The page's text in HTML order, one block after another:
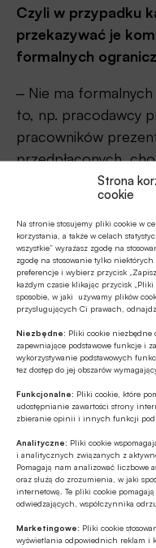
Strona
cookie
Na stronie stosujemy pliki cookie w
korzystania, a także w celach
wszystkie” wyrażasz zgodę na
zgodę na stosowanie tylko
preferencje i wybierz przycisk
każdym czasie klikając przycisk „Pliki
sposobie, w jaki używamy plików
przysługujących Ci prawach,
Niezbędne: Pliki cookie niezbędne
zapewniające podstawowe funkcje i
wykorzystywanie podstawowych
tez dostęp do jej obszarów
Funkcjonalne: Pliki cookie, które
udostępnianie zawartości strony
zbieranie opinii i innych funkcji
Analityczne: Pliki cookie
i analitycznych związanych z
Pomagają nam analizować liczbowe
oraz służą do zrozumienia, w jaki
internetową. Te pliki cookie
odwiedzających, współczynnika
Marketingowe: Pliki cookie
wyświetlania odpowiednich reklam i
Czyli w przypadku
przekazywać je
formalnych
‒ Nie ma
to, np. pracodawcy
pracowników
przedpłaconych,
za które w
rodzic mogą
Czytaj także:
dostępny dla
Źródło:aleBank.pl